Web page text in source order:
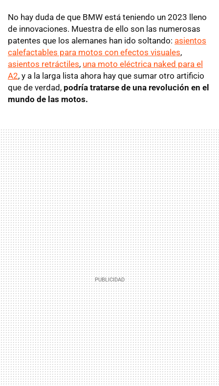
No hay duda de que BMW está teniendo un 2023 lleno
de innovaciones. Muestra de ello son las numerosas
patentes que los alemanes han ido soltando: asientos
calefactables para motos con efectos visuales,
asientos retráctiles, una moto eléctrica naked para el
A2, y a la larga lista ahora hay que sumar otro artificio
que de verdad, podría tratarse de una revolución en el
mundo de las motos.